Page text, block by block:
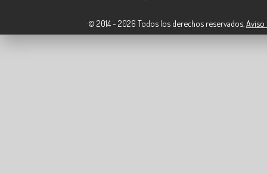
© 2014 - 2026 Todos los derechos reservados. Aviso